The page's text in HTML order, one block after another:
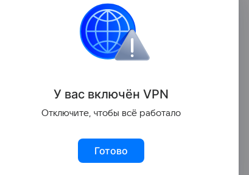
У вас включён VPN
Отключите, чтобы всё работало
Готово